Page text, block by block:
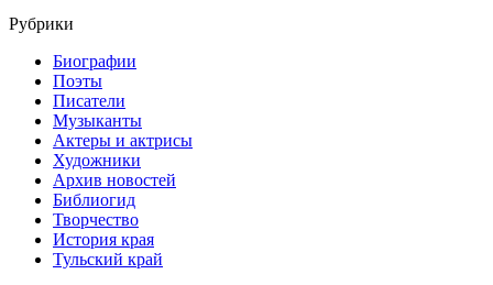
Рубрики
Биографии
Поэты
Писатели
Музыканты
Актеры и актрисы
Художники
Архив новостей
Библиогид
Творчество
История края
Тульский край